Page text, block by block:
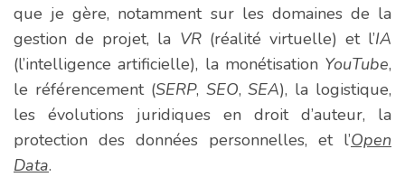
que je gère, notamment sur les domaines de la
gestion de projet, la VR(réalité virtuelle) et l’IA
(l’intelligence artificielle), la monétisation YouTube,
le référencement (SERP, SEO,SEA), la logistique,
les évolutions juridiques en droit d’auteur, la
protection des données personnelles, et l’Open
Data.